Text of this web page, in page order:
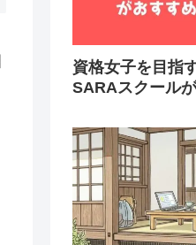
資格女子を目指
SARAスクール